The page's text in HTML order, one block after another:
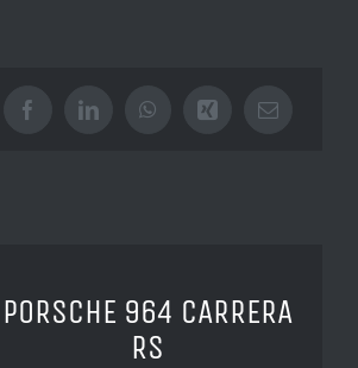
PORSCHE 964 CARRERA
RS